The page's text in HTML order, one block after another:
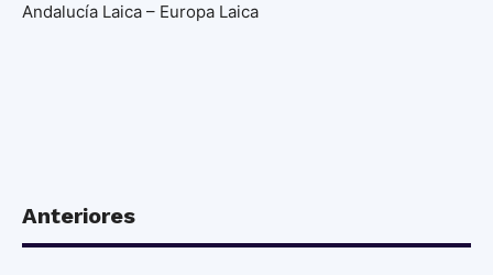
Andalucía Laica – Europa Laica
Anteriores